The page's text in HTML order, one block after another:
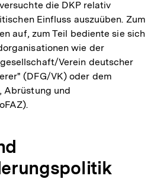
die DKP relativ
Einfluss auszuüben. Zum
auf, zum Teil bediente sie sich
wie der
Verein deutscher
(DFG/VK) oder dem
Abrüstung und